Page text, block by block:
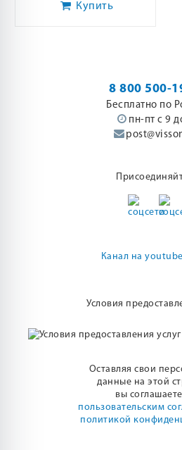
Купить
8 800 500-
Бесплатно по
пн-пт с 9
Канал на youtube
Условия
Оставляя свои
данные на этой
вы
пользовательским
политикой